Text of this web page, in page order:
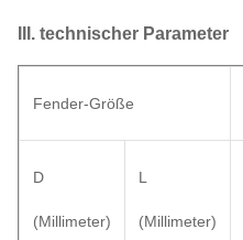
III. technischer Parameter
Fender-Größe
D
(Millimeter)
L
(Millimeter)